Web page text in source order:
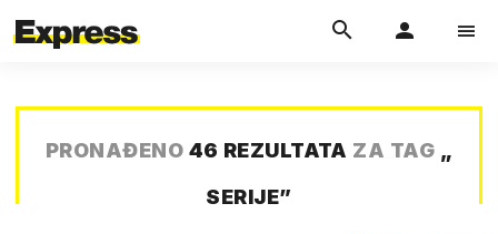
PRONAĐENO 46 REZULTATA ZA TAG „
SERIJE”